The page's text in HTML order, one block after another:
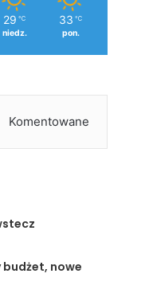
29 ℃
niedz.
33 ℃
pon.
Komentowane
budżet, nowe